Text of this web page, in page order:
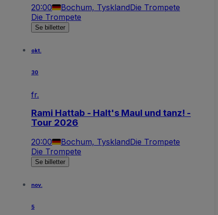
20:00 Bochum, TysklandDie Trompete
Die Trompete
Se billetter
okt.
30
fr.
Rami Hattab - Halt's Maul und tanz! -
Tour 2026
20:00 Bochum, TysklandDie Trompete
Die Trompete
Se billetter
nov.
5